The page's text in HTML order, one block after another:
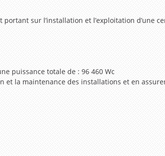
portant sur l’installation et l’exploitation d’une
puissance totale de : 96 460 Wc
et la maintenance des installations et en